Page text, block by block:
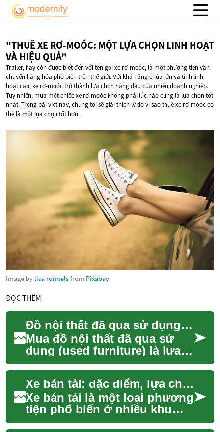
"THUÊ XE RƠ-MOÓC: MỘT LỰA CHỌN LINH HOẠT
VÀHIỆU QUẢ"
Trailer, hay còn được biết đến với tên gọi xe rơ-moóc, là một phương tiện vận
chuyển hàng hóa phổ biến trên thế giới. Với khả năng chứa lớn và tính linh
hoạt cao, xe rơ-moóc trở thành lựa chọn hàng đầu của nhiều doanh nghiệp.
Tuy nhiên, mua một chiếc xe rơ-moóc không phải lúc nào cũng là lựa chọn tốt
nhất. Trong bài viết này, chúng tôi sẽ giải thích lý do vì sao thuê xe rơ-moóc có
thể là một lựa chọn tốt hơn.
Image by lisa runnelsfrom Pixabay
ĐỌC THÊM
Đồ nội thất đã qua sử dụng: Lựa chọn, bảo quản và bố trí hợp lý
Mua đồ nội thất đã qua sử
dụng (used furniture) là lựa
chọn thực tế cho nhiều gia
đình muốn tiết kiệm, giảm rác
thải ...
Xe bán tải: đặc điểm, lựa chọn và ứng dụng thực tế
Xe bán tải là một loại phương
tiện phổ biến ở nhiều khu
vực do khả năng chở hàng và